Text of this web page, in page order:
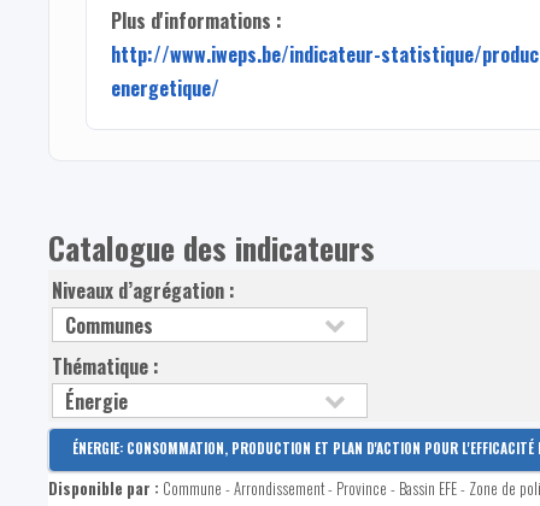
Plus d'informations :
http://www.iweps.be/indicateur-statistique/
energetique/
Catalogue des indicateurs
Niveaux d’agrégation :
Thématique :
ÉNERGIE: CONSOMMATION, PRODUCTION ET PLAN D'ACTION POUR L'EFFICACITÉ
Disponible par : Commune - Arrondissement - Province - Bassin EFE - Zone de